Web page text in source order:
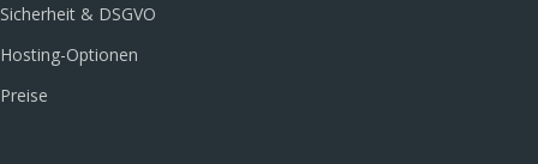
Sicherheit & DSGVO
Hosting-Optionen
Preise